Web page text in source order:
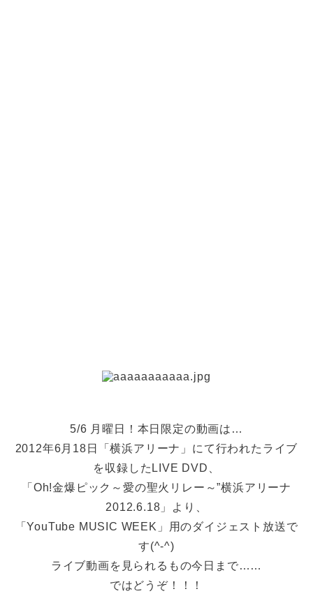
5/6 月曜日！本日限定の動画は…
2012年6月18日「横浜アリーナ」にて行われたライブ
を収録したLIVE DVD、
「Oh!金爆ピック～愛の聖火リレー～”横浜アリーナ
2012.6.18」より、
「YouTube MUSIC WEEK」用のダイジェスト放送で
す(^-^)
ライブ動画を見られるもの今日まで……
ではどうぞ！！！